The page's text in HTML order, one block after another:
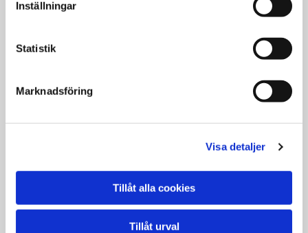
Inställningar
Statistik
Marknadsföring
Visa detaljer
Tillåt alla cookies
Tillåt urval
Bärgarna Värmland finns i Arvika, Karlstad,
bärgningsbilar täcker Värmland med omnejd.
Bärgarna Värmland